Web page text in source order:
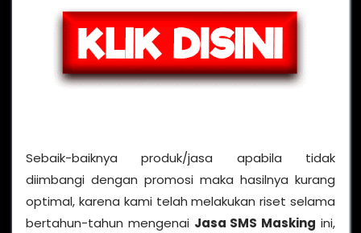
Sebaik-baiknya produk/jasa apabila tidak
diimbangi dengan promosi maka hasilnya kurang
optimal, karena kami telah melakukan riset selama
bertahun-tahun mengenai Jasa SMS Masking ini,